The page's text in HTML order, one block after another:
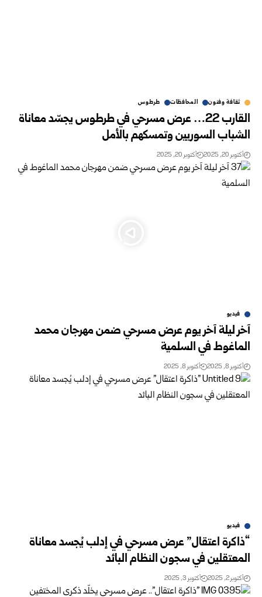
ثقافة وفنون المحافظات طرطوس
القارب 22… عرض مسرحي في طرطوس يجسّد معاناة
الشباب السوريين وتمسكهم بالأمل
أكتوبر 20, 2025 أكتوبر 20, 2025
فيديو
آخر ليلة آخر يوم عرض مسرحي ضمن مهرجان محمد
الماغوط في السلمية
أكتوبر 8, 2025 أكتوبر 8, 2025
فيديو
“ذاكرة اعتقال” عرض مسرحي في إدلب يُجسد معاناة
المعتقلين في سجون النظام البائد
أكتوبر 2, 2025 أكتوبر 3, 2025